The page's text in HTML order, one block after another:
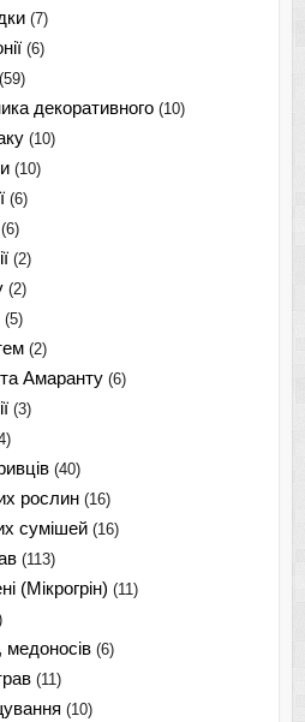
(7)
(6)
(59)
декоративного (10)
(10)
(10)
(6)
(6)
(2)
(2)
(5)
(2)
та Амаранту (6)
(3)
(40)
рослин (16)
сумішей (16)
(113)
(Мікрогрін) (11)
медоносів (6)
(11)
(10)